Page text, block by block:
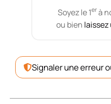
Soyez le 1erà
ou bien laissez
Signaler une erreur